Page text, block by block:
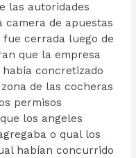
las autoridades
camera de apuestas
cerrada luego de
que la empresa
concretizado
de las cocheras
permisos
los angeles
o qual los
habían concurrido